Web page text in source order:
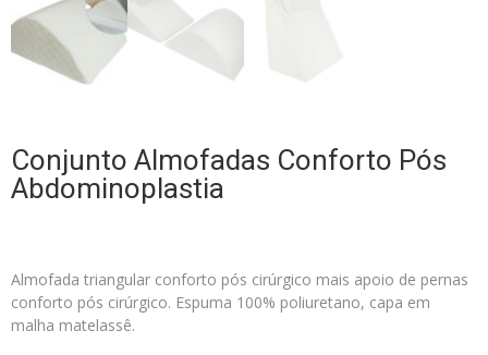
Conjunto Almofadas Conforto Pós
Abdominoplastia
Almofada triangular conforto pós cirúrgico mais apoio de pernas
conforto pós cirúrgico. Espuma 100% poliuretano, capa em
malha matelassê.